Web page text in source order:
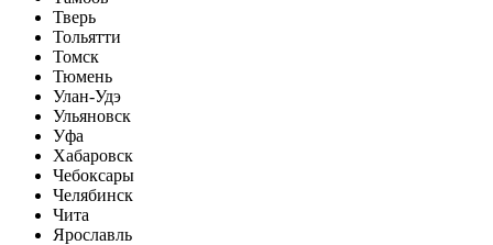
Тверь
Тольятти
Томск
Тюмень
Улан-Удэ
Ульяновск
Уфа
Хабаровск
Чебоксары
Челябинск
Чита
Ярославль